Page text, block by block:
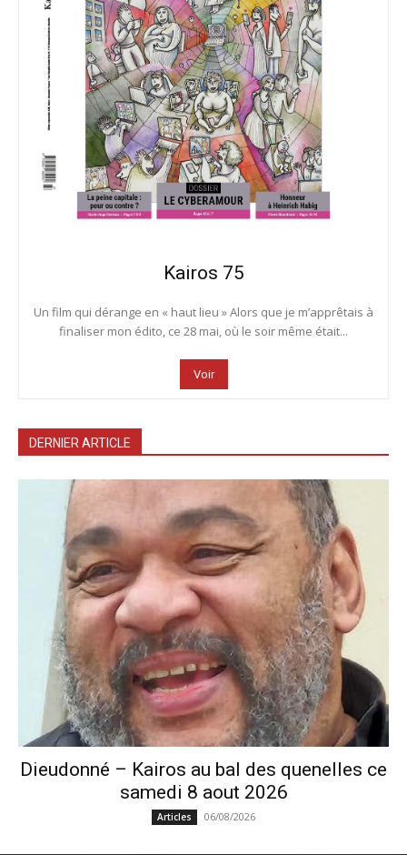
Kairos 75
Un film qui dérange en « haut lieu » Alors que je m’apprêtais à
finaliser mon édito, ce 28 mai, où le soir même était...
Voir
DERNIER ARTICLE
Dieudonné – Kairos au bal des quenelles ce
samedi 8 aout 2026
Articles 06/08/2026